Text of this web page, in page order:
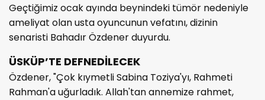
Geçtiğimiz ocak ayında beynindeki tümör nedeniyle
ameliyat olan usta oyuncunun vefatını, dizinin
senaristi Bahadır Özdener duyurdu.
ÜSKÜP’TE DEFNEDİLECEK
Özdener, "Çok kıymetli Sabina Toziya'yı, Rahmeti
Rahman'a uğurladık. Allah'tan annemize rahmet,